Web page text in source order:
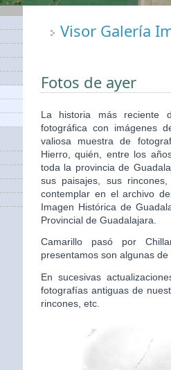
Visor Galería
Fotos de ayer
La historia más reciente
fotográfica con imágenes
valiosa muestra de
Hierro, quién, entre los
toda la provincia de
sus paisajes, sus
contemplar en el archivo
Imagen Histórica de
Provincial de Guadalajara.
Camarillo pasó por
presentamos son algunas
En sucesivas
fotografías antiguas de
rincones, etc.